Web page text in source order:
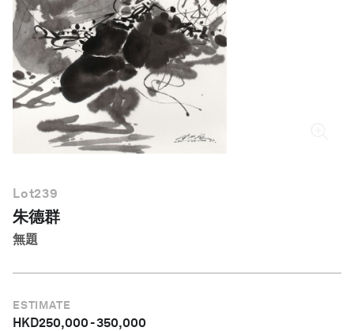
繁體中文
Lot239
朱德群
無題
ESTIMATE
HKD250,000-350,000